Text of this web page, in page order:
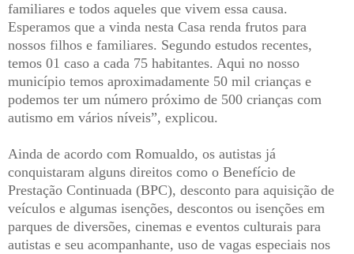
familiares e todos aqueles que vivem essa causa.
Esperamos que a vinda nesta Casa renda frutos para
nossos filhos e familiares. Segundo estudos recentes,
temos 01 caso a cada 75 habitantes. Aqui no nosso
município temos aproximadamente 50 mil crianças e
podemos ter um número próximo de 500 crianças com
autismo em vários níveis”, explicou.
Ainda de acordo com Romualdo, os autistas já
conquistaram alguns direitos como o Benefício de
Prestação Continuada (BPC), desconto para aquisição de
veículos e algumas isenções, descontos ou isenções em
parques de diversões, cinemas e eventos culturais para
autistas e seu acompanhante, uso de vagas especiais nos